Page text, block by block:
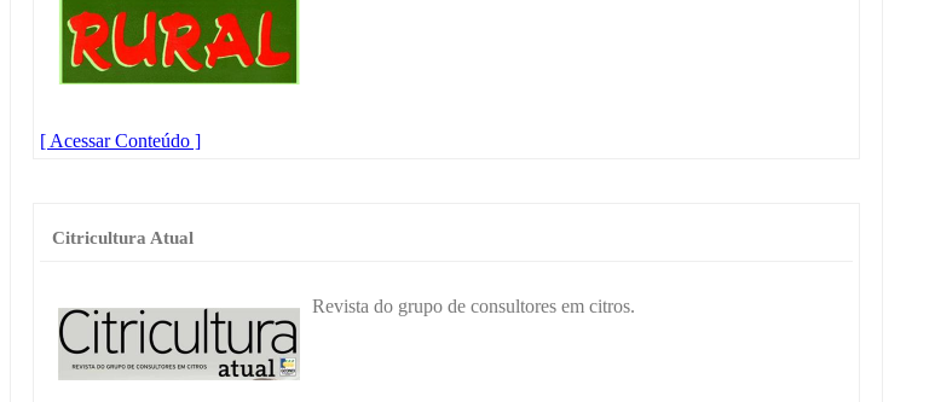
[ Acessar Conteúdo ]
Citricultura Atual
Revista do grupo de consultores em citros.